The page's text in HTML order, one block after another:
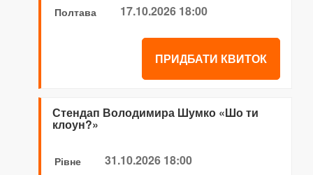
Полтава 17.10.2026 18:00
ПРИДБАТИ КВИТОК
Стендап Володимира Шумко «Шо ти
клоун?»
Рівне 31.10.2026 18:00